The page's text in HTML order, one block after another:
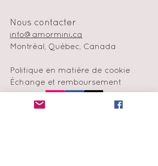
Nous contacter
info@amormini.ca
Montréal, Québec, Canada
Politique en matière de cookie
Échange et remboursement